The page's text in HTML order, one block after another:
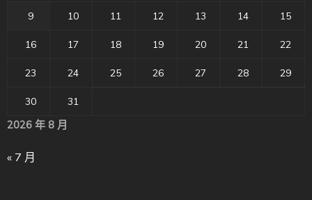
2026 年 8 月
9 10 11 12 13 14 15
16 17 18 19 20 21 22
23 24 25 26 27 28 29
30 31
« 7 月